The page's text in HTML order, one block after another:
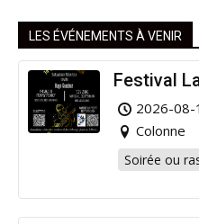
LES ÉVÉNEMENTS À VENIR
Festival
2026-08-
Colonne
Soirée ou